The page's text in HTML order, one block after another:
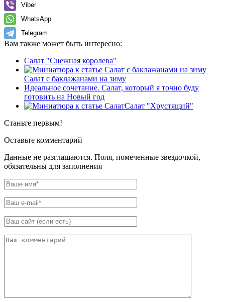
Viber
WhatsApp
Telegram
Вам также может быть интересно:
Салат "Снежная королева"
Салат с баклажанами на зиму
Идеальное сочетание. Салат, который я точно буду
готовить на Новый год
Салат "Хрустящий"
Станьте первым!
Оставьте комментарий
Данные не разглашаются. Поля, помеченные звездочкой,
обязательны для заполнения